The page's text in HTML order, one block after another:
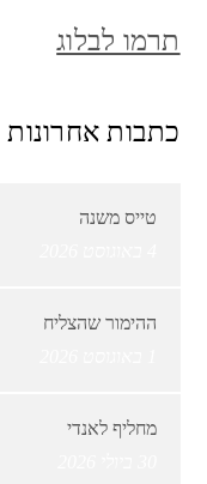
תרמו לבלוג
כתבות אחרונות
טייס משנה
ההימור שהצליח
מחליף לאנדי